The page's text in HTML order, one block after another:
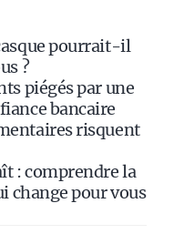
pourrait-il
?
piégés par une
bancaire
risquent
: comprendre la
change pour vous